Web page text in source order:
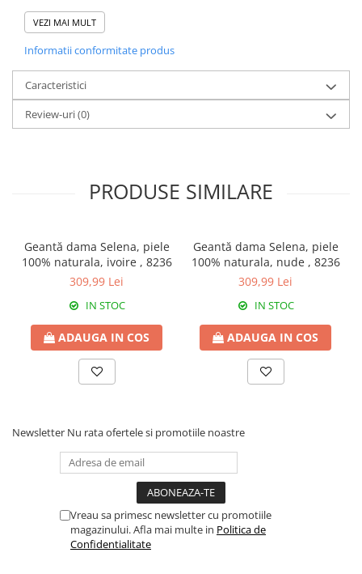
Produs lucrat manual in Italia din materiale de calitate
superioara
VEZI MAI MULT
Informatii conformitate produs
Caracteristici
Review-uri(0)
PRODUSE SIMILARE
Geantă dama Selena, piele
100% naturala, ivoire , 8236
309,99 Lei
IN STOC
ADAUGA IN COS
Geantă dama Selena, piele
100% naturala, nude , 8236
309,99 Lei
IN STOC
ADAUGA IN COS
Newsletter Nu rata ofertele si promotiile noastre
Vreau sa primesc newsletter cu promotiile
magazinului. Afla mai multe in Politica de
Confidentialitate